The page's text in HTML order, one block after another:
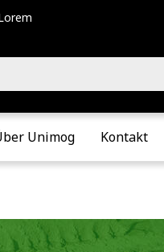
Unimog Kontakt